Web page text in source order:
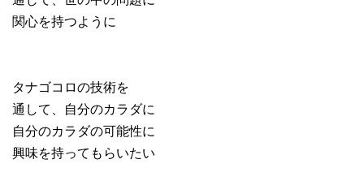
関心を持つように
タナゴコロの技術を
通して、自分のカラダに
自分のカラダの可能性に
興味を持ってもらいたい